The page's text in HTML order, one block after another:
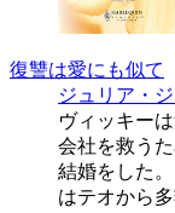
復讐は愛にも似て
ジュリア・
ヴィッキー
会社を救う
結婚をした
はテオから